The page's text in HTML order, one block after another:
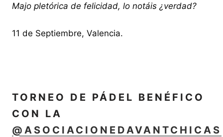
Majo pletórica de felicidad, lo notáis ¿verdad?
11 de Septiembre, Valencia.
TORNEO DE PÁDEL BENÉFICO
CON LA
@ASOCIACIONEDAVANTCHICAS